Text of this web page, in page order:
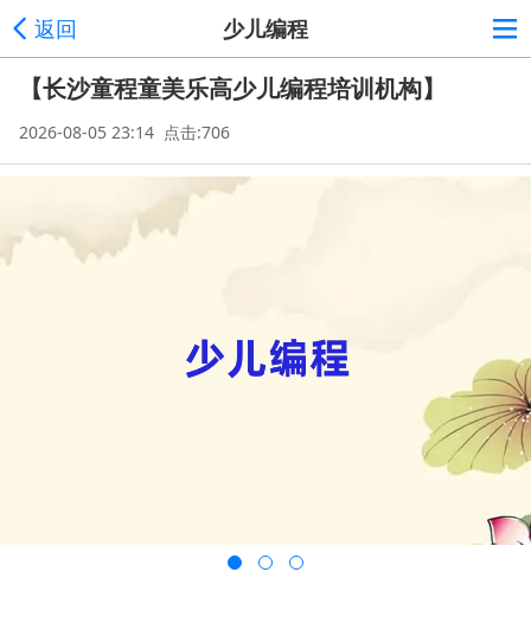
返回 少儿编程
【长沙童程童美乐高少儿编程培训机构】
2026-08-05 23:14 点击:706